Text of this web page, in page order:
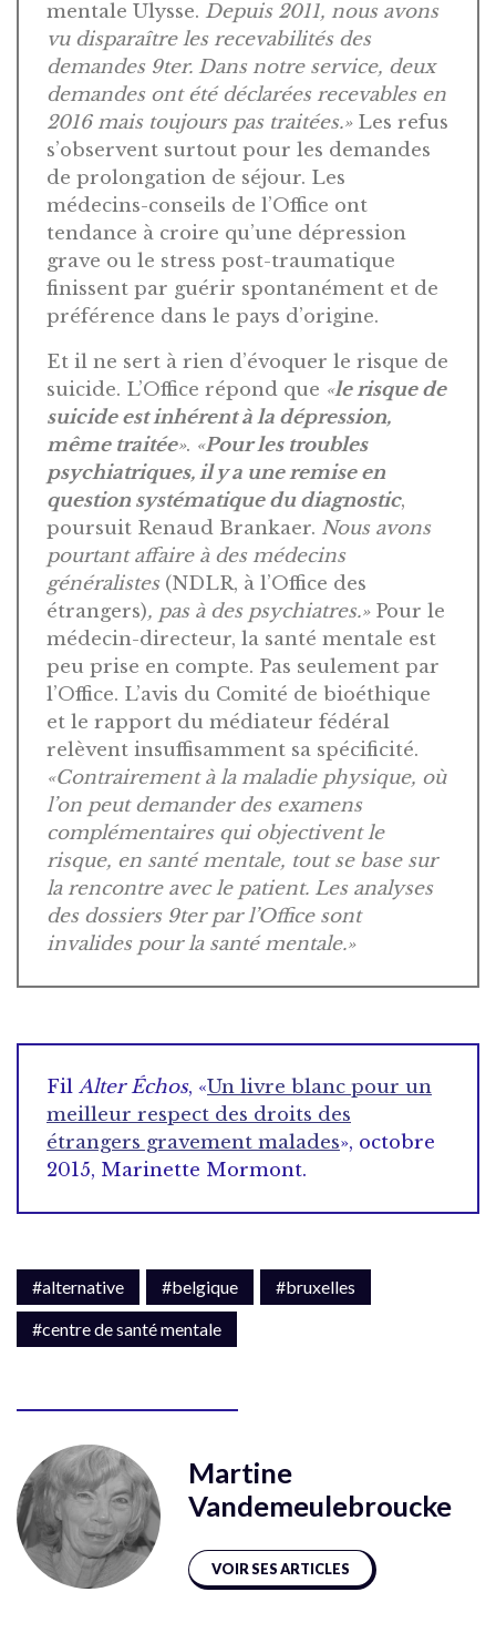
mentale Ulysse. Depuis 2011, nous avons
vu disparaître les recevabilités des
demandes 9ter. Dans notre service, deux
demandes ont été déclarées recevables en
2016 mais toujours pas traitées.»Les refus
s’observent surtout pour les demandes
de prolongation de séjour. Les
médecins-conseils de l’Office ont
tendance à croire qu’une dépression
grave ou le stress post-traumatique
finissent par guérir spontanément et de
préférence dans le pays d’origine.
Et il ne sert à rien d’évoquer le risque de
suicide. L’Office répond que «le risque de
suicide est inhérent à la dépression,
même traitée». «Pour les troubles
psychiatriques, il y a une remise en
question systématique du diagnostic,
poursuit Renaud Brankaer. Nous avons
pourtant affaire à des médecins
généralistes (NDLR, à l’Office des
étrangers), pas à des psychiatres.»Pour le
médecin-directeur, la santé mentale est
peu prise en compte. Pas seulement par
l’Office. L’avis du Comité de bioéthique
et le rapport du médiateur fédéral
relèvent insuffisamment sa spécificité.
«Contrairement à la maladie physique, où
l’on peut demander des examens
complémentaires qui objectivent le
risque, en santé mentale, tout se base sur
la rencontre avec le patient. Les analyses
des dossiers 9ter par l’Office sont
invalides pour la santé mentale.»
Fil Alter Échos, «Un livre blanc pour un
meilleur respect des droits des
étrangers gravement malades», octobre
2015, Marinette Mormont.
#alternative #belgique
#bruxelles
#centre de santé mentale
Martine
Vandemeulebroucke
VOIR SES ARTICLES